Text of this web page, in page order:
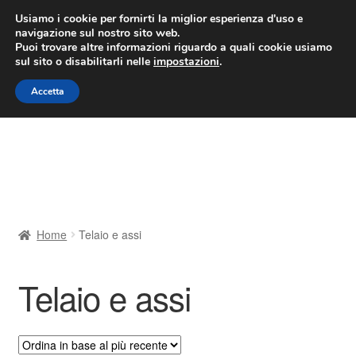
CONSEGNA da 7 EUR
Lun-Ven 9:00 - 16:00/800 580 290
Vai
alla
navigazione
Vai
al
contenuto
Contatto
Il mio account
Home Telaio e assi
Telaio e assi
Usiamo i cookie per fornirti la miglior esperienza d'uso e
navigazione sul nostro sito web.
Puoi trovare altre informazioni riguardo a quali cookie usiamo
sul sito o disabilitarli nelle impostazioni.
Accetta